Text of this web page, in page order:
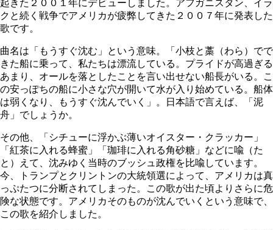
起きた２００１年にデビューしました。アフガニスタン、イラ
クと続く戦争でアメリカが疲弊してきた２００７年に発表した
歌です。
曲名は「もうすぐ沈む」という意味。「小枝と藁（わら）でで
きた船に乗って、私たちは漂流している。プライドが高過ぎる
あまり、オールを落としたことを言い出せない船長がいる。こ
の安っぽちの船に小さな穴が開いて水が入り始めている。船体
は弱くなり、もうすぐ沈んでいく」。日本語で言えば、「泥
舟」でしょうか。
その他、「シチューに浮かぶ薄いオイスター・クラッカー」
「紅茶に入れる蜂蜜」「珈琲に入れる角砂糖」などに喩（た
と）えて、沈みゆく当時のブッシュ政権を比喩しています。
今、トランプとクリントンの大統領選によって、アメリカは真
っぷたつに分断されてしまった。この歌が出た頃よりさらに危
険な状態です。アメリカそのものが沈んでいくという意味で、
この歌を紹介しました。